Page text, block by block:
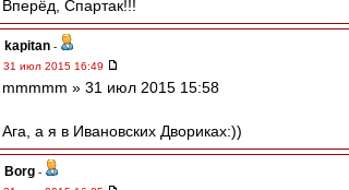
Вперёд, Спартак!!!
kapitan -
31 июл 2015 16:49
mmmmm » 31 июл 2015 15:58
Ага, а я в Ивановских Двориках:))
Borg -